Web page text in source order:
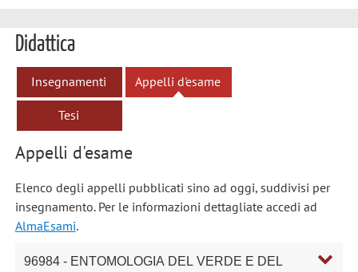
Didattica
Insegnamenti Appelli d'esame
Tesi
Appelli d'esame
Elenco degli appelli pubblicati sino ad oggi, suddivisi per
insegnamento. Per le informazioni dettagliate accedi ad
AlmaEsami.
96984 - ENTOMOLOGIA DEL VERDE E DEL